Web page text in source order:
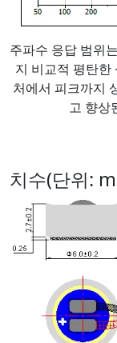
주파수 응답 범위
지 비교적 평탄
처에서 피크까지
고 향상
치수(단위: